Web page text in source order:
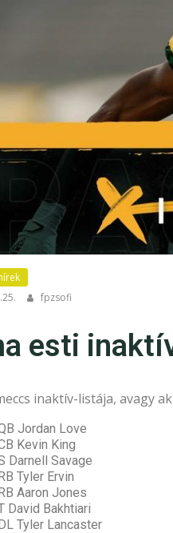
fpzsofi
esti
inaktív-listája, avagy
Jordan Love
Kevin King
Darnell Savage
Tyler Ervin
Aaron Jones
David Bakhtiari
Tyler Lancaster